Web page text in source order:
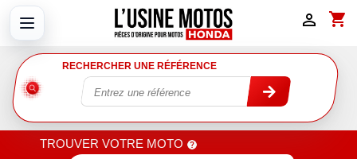
shopping_cart

RECHERCHER UNE RÉFÉRENCE
TROUVER VOTRE MOTO